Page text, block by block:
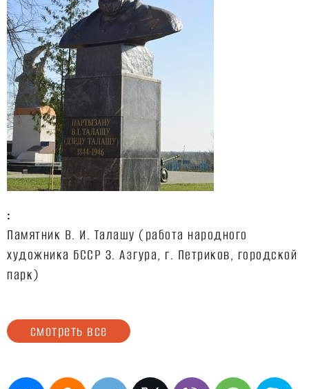
:
Памятник В. И. Талашу (работа народного
художника БССР З. Азгура, г. Петриков, городской
парк)
смотреть все